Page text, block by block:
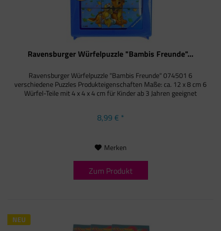
Ravensburger Würfelpuzzle "Bambis Freunde"...
Ravensburger Würfelpuzzle "Bambis Freunde" 074501 6
verschiedene Puzzles Produkteigenschaften Maße: ca. 12 x 8 cm 6
Würfel-Teile mit 4 x 4 x 4 cm für Kinder ab 3 Jahren geeignet
8,99 € *
Merken
Zum Produkt
NEU